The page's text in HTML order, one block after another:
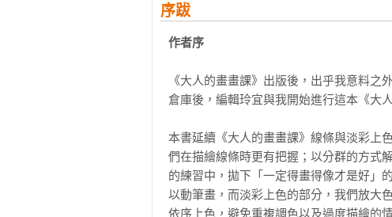
Chapter3 七大重點主題示範
‧糖果罐（畫線條、上淡彩）
‧英國索爾河畔一景（畫線條、上淡彩）
‧東京百年老屋（畫線條、上淡彩）
‧基隆港邊山景（畫線條、上淡彩）
Chapter4 速寫作品解析
日本九州──大分街景
序跋
作者序
《大人的畫畫課》出版後，出乎我意料
倉庫後，編輯玲宜與我開始進行這本《大
本書延續《大人的畫畫課》線條與淡彩上
們在描繪線條時更有把握；以分群的方式
的練習中，拋下「一定得畫得像才是好」
以動筆畫，而淡彩上色的部分，我們放大
依序上色，避免重複調色以及過度描繪的